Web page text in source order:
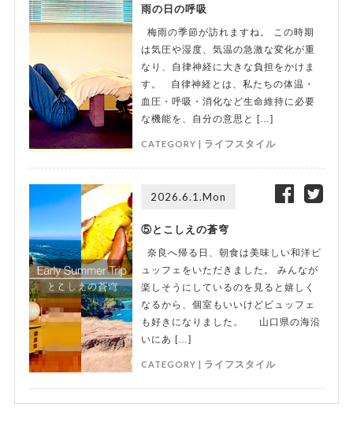
雨の日の呼吸
梅雨の季節が訪れますね。 この時期
は気圧や湿度、気温の急激な変化が重
なり、自律神経に大きな負担をかけま
す。 自律神経とは、私たちの体温・
血圧・呼吸・消化など生命維持に必要
な機能を、自分の意思と […]
CATEGORY | ライフスタイル
2026.6.1.Mon
⑤とこしえの蒼穹
奈良へ帰る日、朝食は美味しい和洋ビ
ュッフェをいただきました。 みんなが
楽しそうにしているのを見ると嬉しく
なるから、個室もいいけどビュッフェ
も好きになりました。 山口県の海沿
いにあ […]
CATEGORY | ライフスタイル